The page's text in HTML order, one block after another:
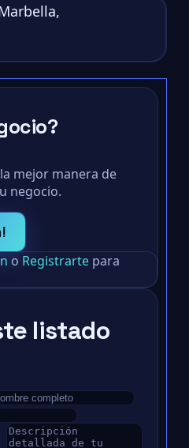
mejor manera de
negocio.
o Registrarte para
listado